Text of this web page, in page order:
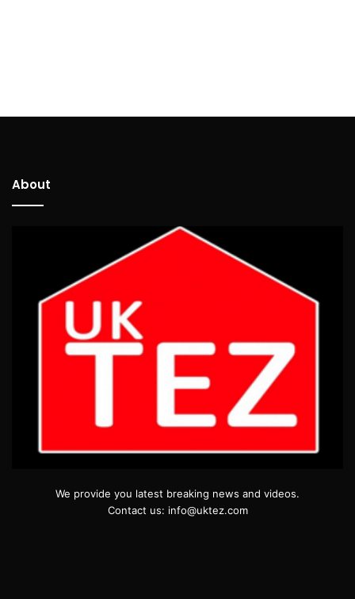
About
We provide you latest breaking news and videos.
Contact us: info@uktez.com